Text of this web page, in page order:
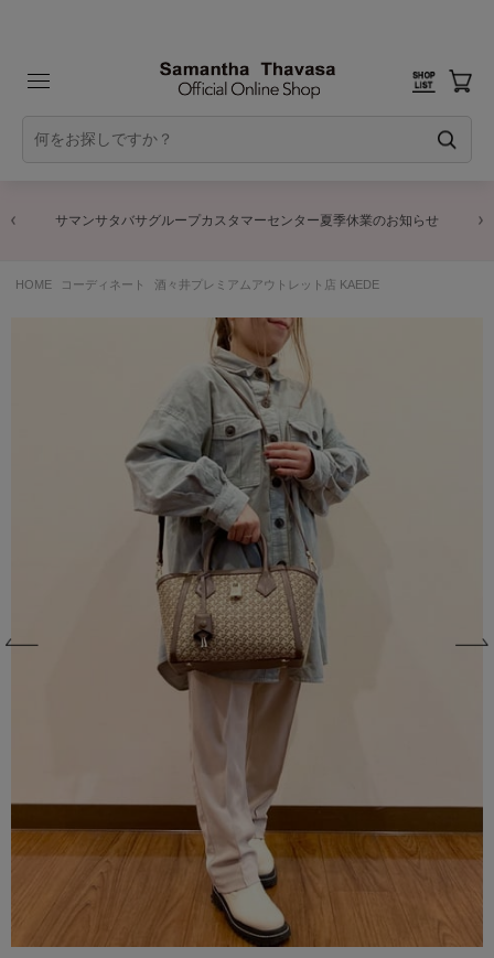
サマンサタバサグループカスタマーセンター夏季休業のお知らせ
HOME コーディネート 酒々井プレミアムアウトレット店 KAEDE